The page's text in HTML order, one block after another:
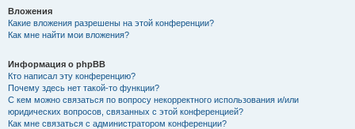
Вложения
Какие вложения разрешены на этой конференции?
Как мне найти мои вложения?
Информация о phpBB
Кто написал эту конференцию?
Почему здесь нет такой-то функции?
С кем можно связаться по вопросу некорректного использования и/или
юридических вопросов, связанных с этой конференцией?
Как мне связаться с администратором конференции?